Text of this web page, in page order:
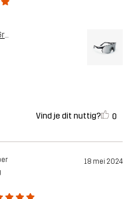
Black/Silver Grey
Vind je dit nuttig? 0
18 mei 2024